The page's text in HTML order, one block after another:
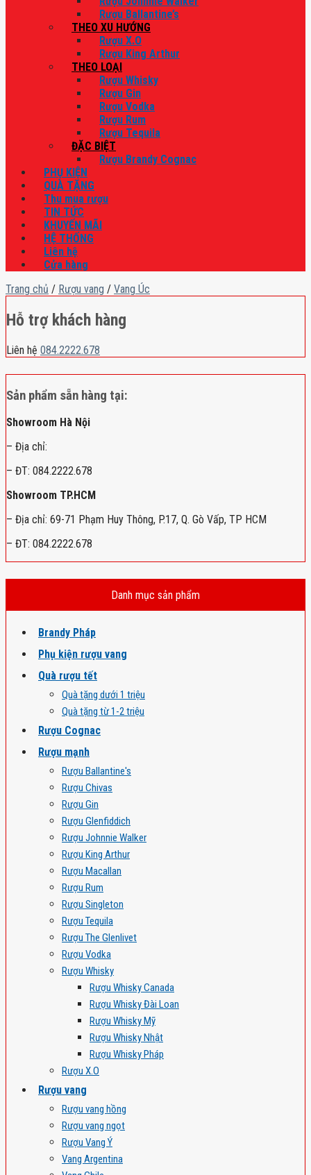
Rượu Ballantine’s
THEO XU HƯỚNG
Rượu X.O
Rượu King Arthur
THEO LOẠI
Rượu Whisky
Rượu Gin
Rượu Vodka
Rượu Rum
Rượu Tequila
ĐẶC BIỆT
Rượu Brandy Cognac
PHỤ KIỆN
QUÀ TẶNG
Thu mua rượu
TIN TỨC
KHUYẾN MÃI
HỆ THỐNG
Liên hệ
Cửa hàng
Trang chủ / Rượu vang / Vang Úc
Hỗ trợ khách hàng
Liên hệ 084.2222.678
Sản phẩm sẵn hàng tại:
Showroom Hà Nội
– Địa chỉ:
– ĐT: 084.2222.678
Showroom TP.HCM
– Địa chỉ: 69-71 Phạm Huy Thông, P.17, Q. Gò Vấp, TP HCM
– ĐT: 084.2222.678
Danh mục sản phẩm
Brandy Pháp
Phụ kiện rượu vang
Quà rượu tết
Quà tặng dưới 1 triệu
Quà tặng từ 1-2 triệu
Rượu Cognac
Rượu mạnh
Rượu Ballantine's
Rượu Chivas
Rượu Gin
Rượu Glenfiddich
Rượu Johnnie Walker
Rượu King Arthur
Rượu Macallan
Rượu Rum
Rượu Singleton
Rượu Tequila
Rượu The Glenlivet
Rượu Vodka
Rượu Whisky
Rượu Whisky Canada
Rượu Whisky Đài Loan
Rượu Whisky Mỹ
Rượu Whisky Nhật
Rượu Whisky Pháp
Rượu X.O
Rượu vang
Rượu vang hồng
Rượu vang ngọt
Rượu Vang Ý
Vang Argentina